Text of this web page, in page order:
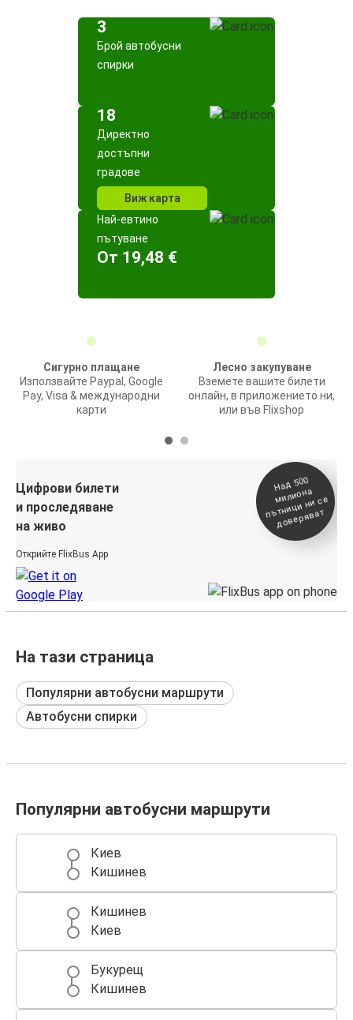
3
Брой автобусни
спирки
18
Директно
достъпни
градове
Виж карта
Най-евтино
пътуване
Oт 19,48 €
Сигурно плащане
Използвайте Paypal, Google
Pay, Visa & международни
карти
Лесно закупуване
Вземете вашите билети
онлайн, в приложението ни,
или във Flixshop
Цифрови билети
и проследяване
на живо
Открийте FlixBus App
На
д 500
милиона
п
ътници ни се
доверяват
На тази страница
Популярни автобусни маршрути
Автобусни спирки
Популярни автобусни маршрути
Киев
Кишинев
Кишинев
Киев
Букурещ
Кишинев